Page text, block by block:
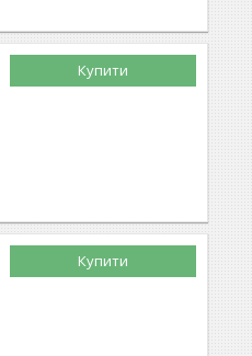
Купити
Купити